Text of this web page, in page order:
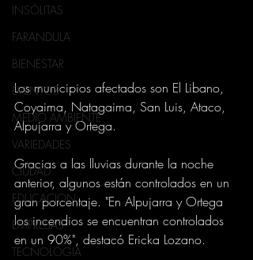
INSÓLITAS
FARANDULA
BIENESTAR
EVENTOS
MEDIO AMBIENTE
VARIEDADES
CIUDAD
EDUCACION
EMPRESAS
TECNOLOGIA
Los municipios afectados son El Libano,
Coyaima, Natagaima, San Luis, Ataco,
Alpujarra y Ortega.
Gracias a las lluvias durante la noche
anterior, algunos están controlados en un
gran porcentaje. "En Alpujarra y Ortega
los incendios se encuentran controlados
en un 90%", destacó Ericka Lozano.